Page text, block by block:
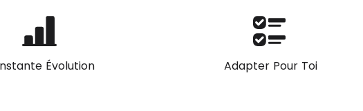
Évolution Adapter Pour Toi